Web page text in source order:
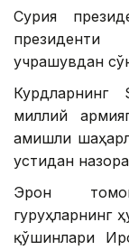
Сурия
учрашувдан
Курдларнинг
миллий
Қамишли
устидан
Эрон
гуруҳларнинг
қўшинлари